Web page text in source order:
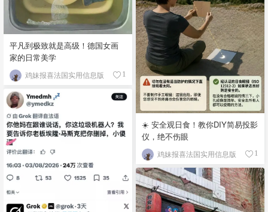
平凡到极致就是高级！德国女画
家的日常美学
鸡妹报喜法国实用信息版 1
☀️ 安全观日食！教你DIY简易投影
仪，绝不伤眼
鸡妹报喜法国实用信息版 1